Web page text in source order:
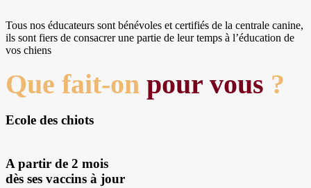
Tous nos éducateurs sont bénévoles et certifiés de la centrale canine,
ils sont fiers de consacrer une partie de leur temps à l’éducation de
vos chiens
Que fait-on pour vous ?
Ecole des chiots
A partir de 2 mois
dès ses vaccins à jour